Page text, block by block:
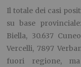
Il totale dei casi
su base
Biella, 30.637
Vercelli, 7897
fuori regione,